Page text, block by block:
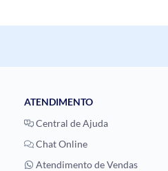
ATENDIMENTO
Central de Ajuda
Chat Online
Atendimento de Vendas